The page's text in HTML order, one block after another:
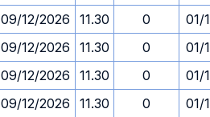
09/12/2026 11.30 0
01/
09/12/2026 11.30 0
01/
09/12/2026 11.30 0
01/
09/12/2026 11.30 0
01/